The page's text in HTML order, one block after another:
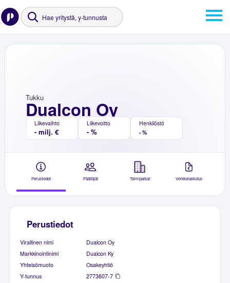
Dualcon Oy
Tukku
Liikevaihto
- milj. €
Liikevoitto
- %
Henkilöstö
- %
Perustiedot Päättäjät Toimipaikat Verkkolaskutus
Perustiedot
Virallinen nimi
Dualcon Oy
Markkinointinimi
Dualcon Ky
Yhteisömuoto
Osakeyhtiö
Y-tunnus
2773607-7